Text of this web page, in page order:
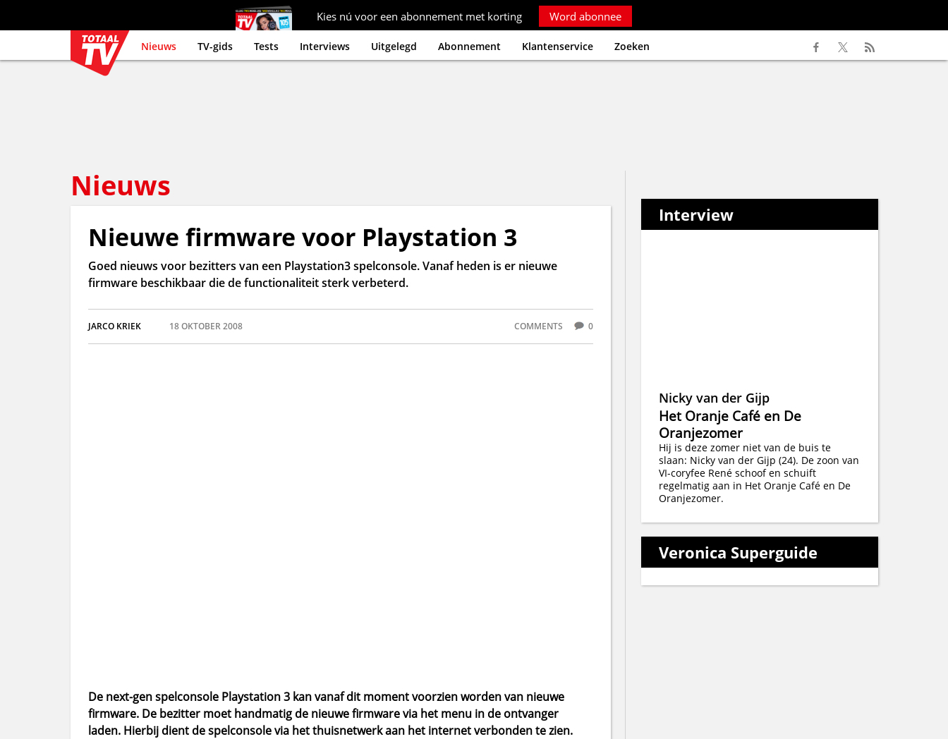
Kies nú voor een abonnement met korting Word abonnee
Nieuws TV-gids Tests Interviews Uitgelegd Abonnement Klantenservice Zoeken
Nieuws
Nieuwe firmware voor Playstation 3
Goed nieuws voor bezitters van een Playstation3 spelconsole. Vanaf heden is er nieuwe
firmware beschikbaar die de functionaliteit sterk verbeterd.
JARCO KRIEK 18 OKTOBER 2008 COMMENTS 0
De next-gen spelconsole Playstation 3 kan vanaf dit moment voorzien worden van nieuwe
firmware. De bezitter moet handmatig de nieuwe firmware via het menu in de ontvanger
laden. Hierbij dient de spelconsole via het thuisnetwerk aan het internet verbonden te zien.
Interview
Nicky van der Gijp
Het Oranje Café en De
Oranjezomer
Hij is deze zomer niet van de buis te
slaan: Nicky van der Gijp (24). De zoon van
VI-coryfee René schoof en schuift
regelmatig aan in Het Oranje Café en De
Oranjezomer.
Veronica Superguide